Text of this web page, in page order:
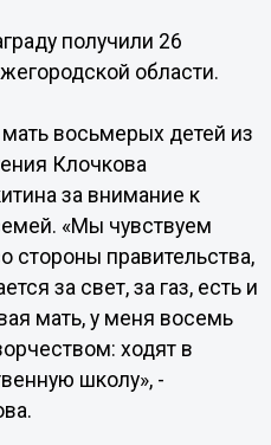
получили 26
области.
восьмерых детей из
Клочкова
за внимание к
«Мы чувствуем
стороны правительства,
за свет, за газ, есть и
мать, у меня восемь
ходят в
школу», -